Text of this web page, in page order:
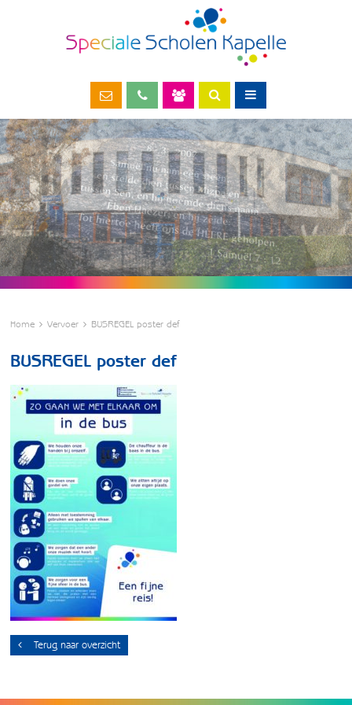
Home Vervoer BUSREGEL poster def
BUSREGEL poster def
Terug naar overzicht